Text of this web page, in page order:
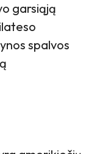
garsiąją
spalvos